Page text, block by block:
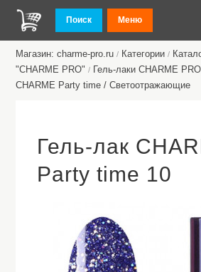
Поиск Меню
Магазин: charme-pro.ru / Категории /
"CHARME PRO" / Гель-лаки CHARME
CHARME Party time / Светоотражающие
Гель-лак
Party time 10